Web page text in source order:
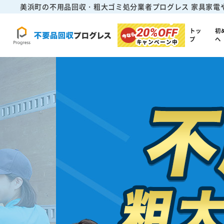
美浜町の不用品回収・粗大ゴミ処分業者プログレス 家具家電
20%OFF
キャンペーン中
トッ
プ
初
へ